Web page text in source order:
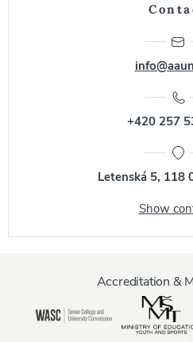
+420 257
Letenská 5, 118
Show
Accreditation &